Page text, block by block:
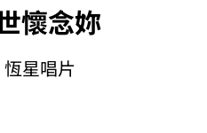
懷念妳
星唱片